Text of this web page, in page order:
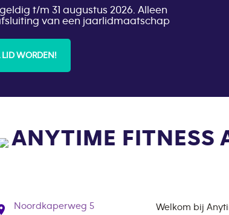
t/m 31 augustus 2026. Alleen
van een jaarlidmaatschap
WORDEN!
ANYTIME FITNESS
Noordkaperweg 5
Welkom bij